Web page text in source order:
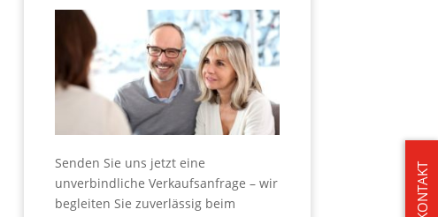
KONTAKT
Senden Sie uns jetzt eine
unverbindliche Verkaufsanfrage – wir
begleiten Sie zuverlässig beim